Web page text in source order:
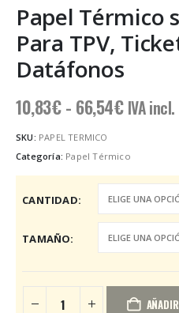
Papel Térmico
Para TPV,
Datáfonos
10,83€ - 66,54€Rango
de
desde
10,83€
hasta
66,54€
IVA incl.
SKU: PAPEL TERMICO
Categoría: Papel Térmico
CANTIDAD
TAMAÑO